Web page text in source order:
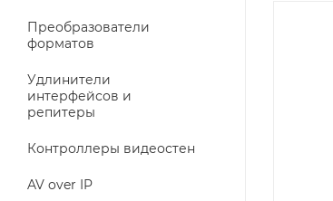
Преобразователи
форматов
Удлинители
интерфейсов и
репитеры
Контроллеры видеостен
AV over IP